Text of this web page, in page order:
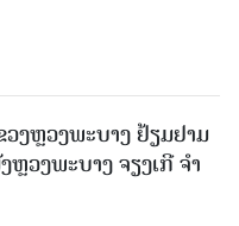
ງຫຼວງພະບາງ ຢ້ຽມ​ຢາມ
ວງພະບາງ ຈຽງເກີ ຈໍາ